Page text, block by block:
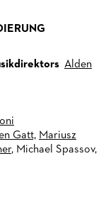
15
29
30
Alden
Gatt, Mariusz
, Michael Spassov,